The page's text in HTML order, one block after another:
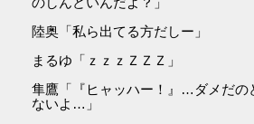
陸奥「私ら出てる方だしー」
まるゆ「ｚｚｚＺＺＺ」
隼鷹「『ヒャッハー！』…ダメだの
ないよ…」